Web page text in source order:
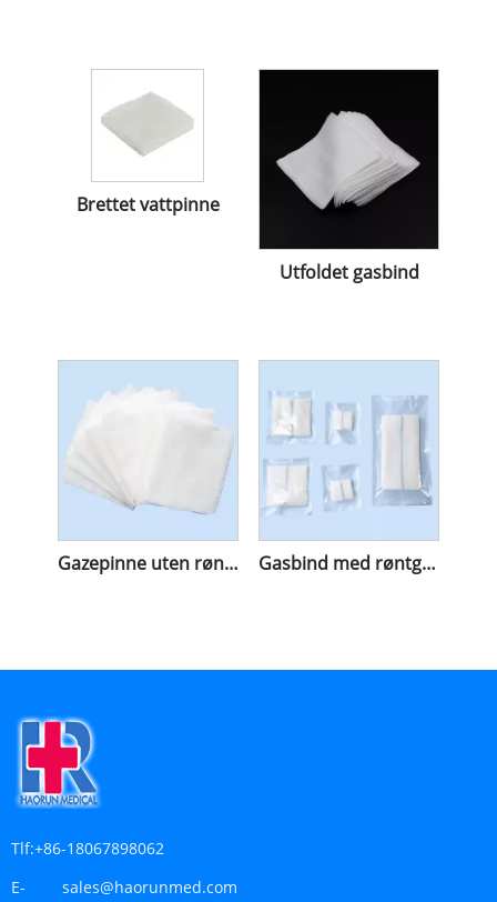
Brettet vattpinne
Utfoldet gasbind
Gazepinne uten røntgen Gasbind med røntgen
Tlf:+86-18067898062
E-
sales@haorunmed.com